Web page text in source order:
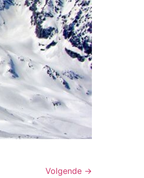
Volgende →